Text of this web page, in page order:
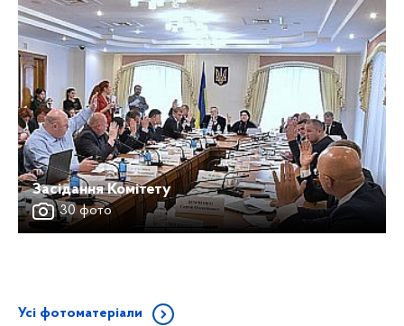
Засідання Комітету
30 фото
Усі фотоматеріали